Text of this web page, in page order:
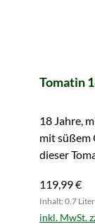
Tomatin
18 Jahre,
mit süßem
dieser
119,99 €
Inhalt: 0.7
inkl. MwSt.